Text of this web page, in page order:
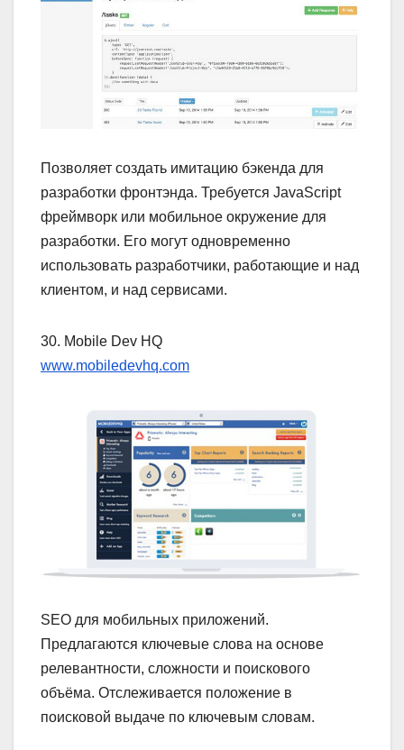
Позволяет создать имитацию бэкенда для
разработки фронтэнда. Требуется JavaScript
фреймворк или мобильное окружение для
разработки. Его могут одновременно
использовать разработчики, работающие и над
клиентом, и над сервисами.
30. Mobile Dev HQ
www.mobiledevhq.com
SEO для мобильных приложений.
Предлагаются ключевые слова на основе
релевантности, сложности и поискового
объёма. Отслеживается положение в
поисковой выдаче по ключевым словам.